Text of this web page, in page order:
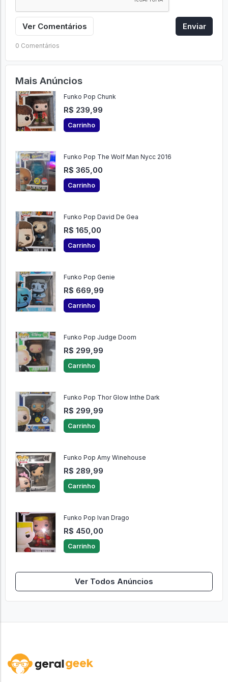
Ver Comentários Enviar
0 Comentários
Mais Anúncios
Funko Pop Chunk
R$ 239,99
Carrinho
Funko Pop The Wolf Man Nycc 2016
R$ 365,00
Carrinho
Funko Pop David De Gea
R$ 165,00
Carrinho
Funko Pop Genie
R$ 669,99
Carrinho
Funko Pop Judge Doom
R$ 299,99
Carrinho
Funko Pop Thor Glow Inthe Dark
R$ 299,99
Carrinho
Funko Pop Amy Winehouse
R$ 289,99
Carrinho
Funko Pop Ivan Drago
R$ 450,00
Carrinho
Ver Todos Anúncios